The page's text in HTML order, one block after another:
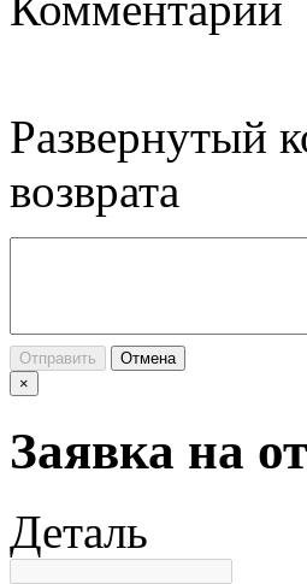
Развернутый
возврата
Отправить
Отмена
×
Заявка на
Деталь